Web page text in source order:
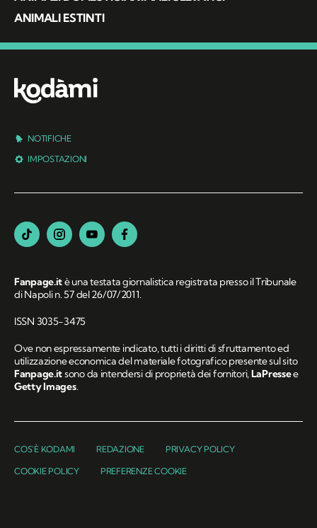
ANIMALI ESTINTI
NOTIFICHE
IMPOSTAZIONI
Fanpage.itè una testata giornalistica registrata presso il Tribunale
di Napoli n. 57 del 26/07/2011.
ISSN 3035-3475
Ove non espressamente indicato, tutti i diritti di sfruttamento ed
utilizzazione economica del materiale fotografico presente sul sito
Fanpage.itsono da intendersi di proprietà dei fornitori,LaPressee
Getty Images.
COS'È KODAMI REDAZIONE PRIVACY POLICY
COOKIE POLICY PREFERENZE COOKIE